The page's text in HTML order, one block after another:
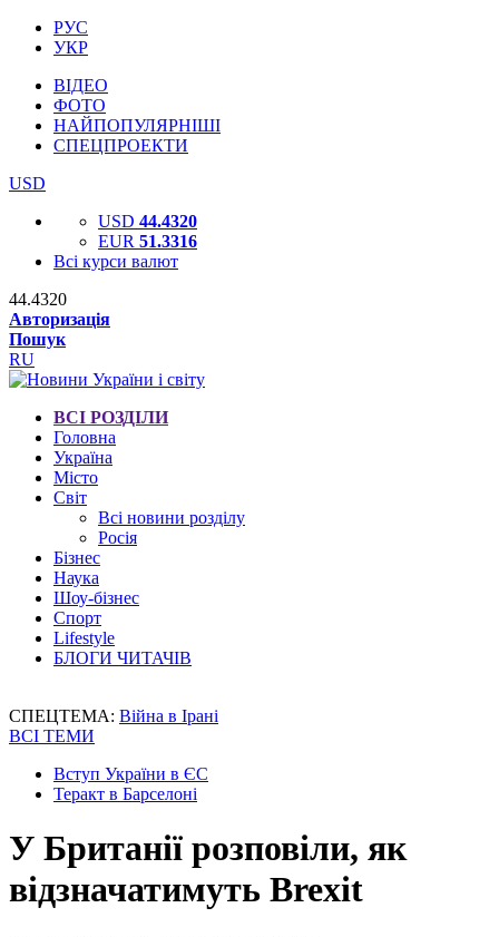
РУС
УКР
ВІДЕО
ФОТО
НАЙПОПУЛЯРНІШІ
СПЕЦПРОЕКТИ
USD
USD 44.4320
EUR 51.3316
Всі курси валют
44.4320
Авторизація
Пошук
RU
ВСІ РОЗДІЛИ
Головна
Україна
Місто
Світ
Всі новини розділу
Росія
Бізнес
Наука
Шоу-бізнес
Спорт
Lifestyle
БЛОГИ ЧИТАЧІВ
СПЕЦТЕМА: Війна в Ірані
ВСІ ТЕМИ
Вступ України в ЄС
Теракт в Барселоні
У Британії розповіли, як
відзначатимуть Brexit